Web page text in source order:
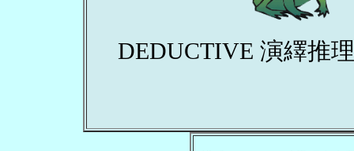
DEDUCTIVE 演